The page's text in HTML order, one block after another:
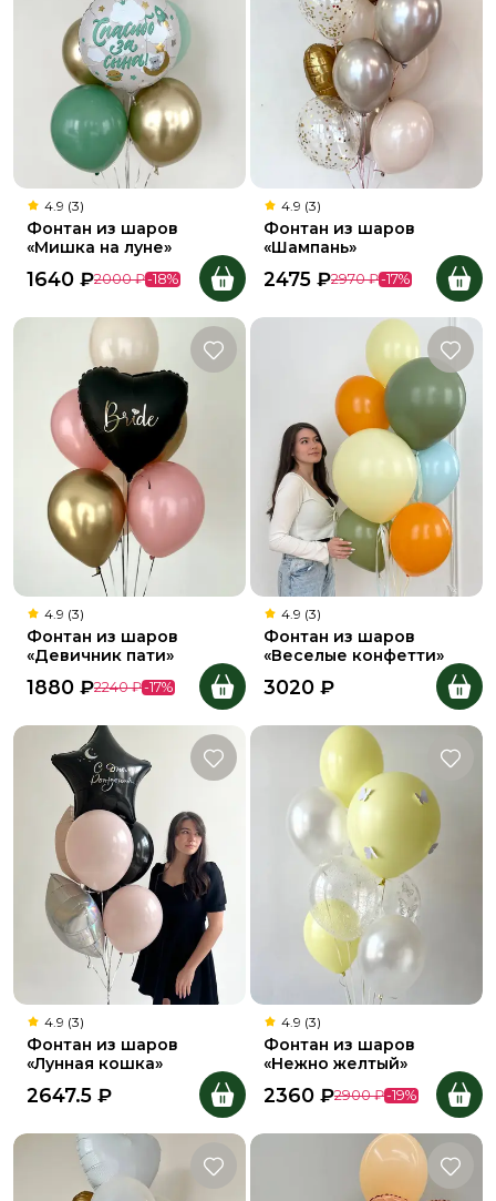
4.9 (3)
Фонтан из шаров
«Мишка на луне»
1640 ₽2000 ₽-18%
4.9 (3)
Фонтан из шаров
«Шампань»
2475 ₽2970 ₽-17%
4.9 (3)
Фонтан из шаров
«Девичник пати»
1880 ₽2240 ₽-17%
4.9 (3)
Фонтан из шаров
«Веселые конфетти»
3020 ₽
4.9 (3)
Фонтан из шаров
«Лунная кошка»
2647.5 ₽
4.9 (3)
Фонтан из шаров
«Нежно желтый»
2360 ₽2900 ₽-19%